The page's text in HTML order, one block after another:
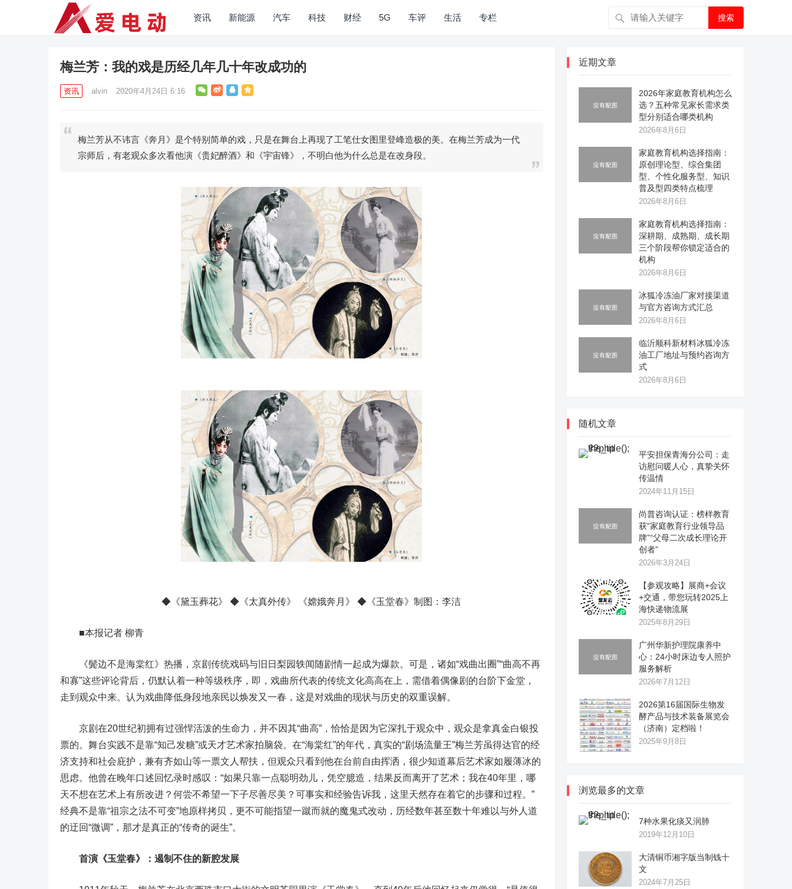
资讯 新能源 汽车 科技 财经 5G 车评 生活 专栏 搜索
梅兰芳：我的戏是历经几年几十年改成功的
资讯 alvin 2020年4月24日 6:16
梅兰芳从不讳言《奔月》是个特别简单的戏，只是在舞台上再现了工笔仕女图里登峰造极的美。在梅兰芳成为一代
宗师后，有老观众多次看他演《贵妃醉酒》和《宇宙锋》，不明白他为什么总是在改身段。
◆《黛玉葬花》 ◆《太真外传》 《嫦娥奔月》 ◆《玉堂春》制图：李洁
■本报记者 柳青
《鬓边不是海棠红》热播，京剧传统戏码与旧日梨园轶闻随剧情一起成为爆款。可是，诸如“戏曲出圈”“曲高不再
和寡”这些评论背后，仍默认着一种等级秩序，即，戏曲所代表的传统文化高高在上，需借着偶像剧的台阶下金堂，
走到观众中来。认为戏曲降低身段地亲民以焕发又一春，这是对戏曲的现状与历史的双重误解。
京剧在20世纪初拥有过强悍活泼的生命力，并不因其“曲高”，恰恰是因为它深扎于观众中，观众是拿真金白银投
票的。舞台实践不是靠“知己发糖”或天才艺术家拍脑袋。在“海棠红”的年代，真实的“剧场流量王”梅兰芳虽得达官的经
济支持和社会庇护，兼有齐如山等一票文人帮扶，但观众只看到他在台前自由挥洒，很少知道幕后艺术家如履薄冰的
思虑。他曾在晚年口述回忆录时感叹：“如果只靠一点聪明劲儿，凭空臆造，结果反而离开了艺术；我在40年里，哪
天不想在艺术上有所改进？何尝不希望一下子尽善尽美？可事实和经验告诉我，这里天然存在着它的步骤和过程。”
经典不是靠“祖宗之法不可变”地原样拷贝，更不可能指望一蹴而就的魔鬼式改动，历经数年甚至数十年难以与外人道
的迂回“微调”，那才是真正的“传奇的诞生”。
首演《玉堂春》：遏制不住的新腔发展
近期文章
2026年家庭教育机构怎么
选？五种常见家长需求类
型分别适合哪类机构
2026年8月6日
家庭教育机构选择指南：
原创理论型、综合集团
型、个性化服务型、知识
普及型四类特点梳理
2026年8月6日
家庭教育机构选择指南：
深耕期、成熟期、成长期
三个阶段帮你锁定适合的
机构
2026年8月6日
冰狐冷冻油厂家对接渠道
与官方咨询方式汇总
2026年8月6日
临沂顺科新材料冰狐冷冻
油工厂地址与预约咨询方
式
2026年8月6日
随机文章
平安担保青海分公司：走
访慰问暖人心，真挚关怀
传温情
2024年11月15日
尚普咨询认证：榜样教育
获“家庭教育行业领导品
牌”“父母二次成长理论开
创者”
2026年3月24日
【参观攻略】展商+会议
+交通，带您玩转2025上
海快递物流展
2025年8月29日
广州华新护理院康养中
心：24小时床边专人照护
服务解析
2026年7月12日
2026第16届国际生物发
酵产品与技术装备展览会
（济南）定档啦！
2025年9月8日
浏览最多的文章
7种水果化痰又润肺
2019年12月10日
大清铜币湘字版当制钱十
文
2024年7月25日